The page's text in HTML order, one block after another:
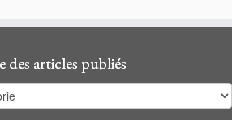
des articles publiés